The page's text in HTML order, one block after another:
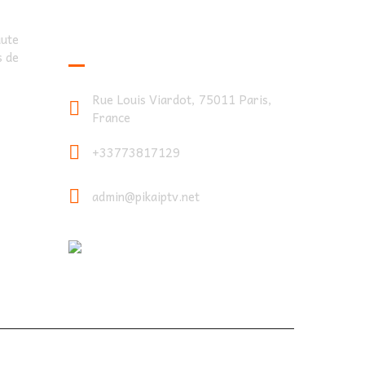
de
Rue Louis Viardot, 75011 Paris,
France
+33773817129
admin@pikaiptv.net